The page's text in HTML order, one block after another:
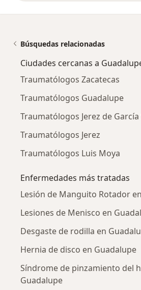
Búsquedas relacionadas
Ciudades cercanas a
Traumatólogos Zacatecas
Traumatólogos Guadalupe
Traumatólogos Jerez de García
Traumatólogos Jerez
Traumatólogos Luis Moya
Enfermedades más tratadas
Lesión de Manguito Rotador
Lesiones de Menisco en
Desgaste de rodilla en
Hernia de disco en Guadalupe
Síndrome de pinzamiento del
Guadalupe